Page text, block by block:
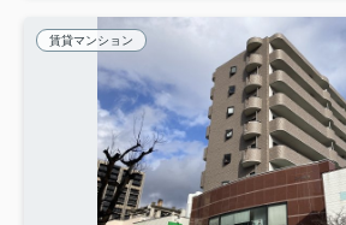
賃貸マンション